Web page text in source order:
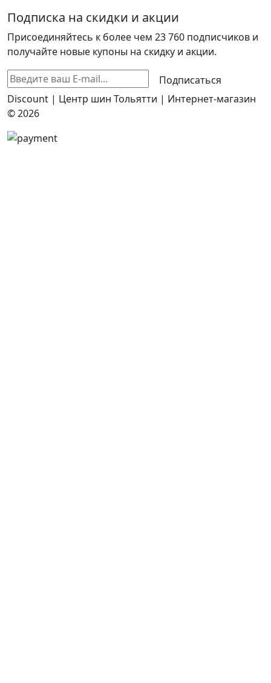
Подписка на скидки и акции
Присоединяйтесь к более чем 23 760 подписчиков и
получайте новые купоны на скидку и акции.
Подписаться
Discount | Центр шин Тольятти | Интернет-магазин
© 2026